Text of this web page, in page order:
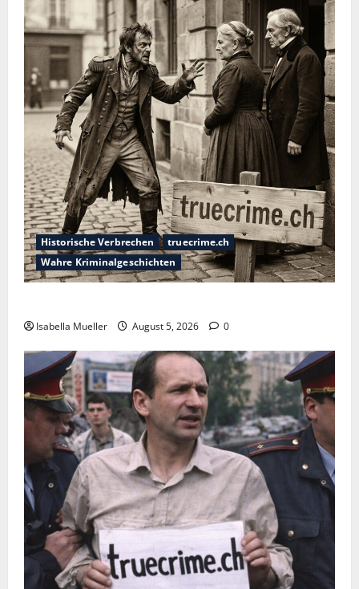
Historische Verbrechen
truecrime.ch
Wahre Kriminalgeschichten
Isabella Mueller August 5, 2026 0